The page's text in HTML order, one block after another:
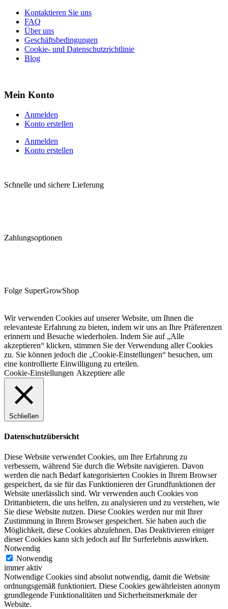
Kontaktieren Sie uns
FAQ
Über uns
Geschäftsbedingungen
Cookie- und Datenschutzrichtlinie
Blog
Mein Konto
Anmelden
Konto erstellen
Anmelden
Konto erstellen
Schnelle und sichere Lieferung
Zahlungsoptionen
Folge SuperGrowShop
Wir verwenden Cookies auf unserer Website, um Ihnen die
relevanteste Erfahrung zu bieten, indem wir uns an Ihre Präferenzen
erinnern und Besuche wiederholen. Indem Sie auf „Alle
akzeptieren“ klicken, stimmen Sie der Verwendung aller Cookies
zu. Sie können jedoch die „Cookie-Einstellungen“ besuchen, um
eine kontrollierte Einwilligung zu erteilen.
Cookie-Einstellungen Akzeptiere alle
Schließen
Datenschutzübersicht
Diese Website verwendet Cookies, um Ihre Erfahrung zu
verbessern, während Sie durch die Website navigieren. Davon
werden die nach Bedarf kategorisierten Cookies in Ihrem Browser
gespeichert, da sie für das Funktionieren der Grundfunktionen der
Website unerlässlich sind. Wir verwenden auch Cookies von
Drittanbietern, die uns helfen, zu analysieren und zu verstehen, wie
Sie diese Website nutzen. Diese Cookies werden nur mit Ihrer
Zustimmung in Ihrem Browser gespeichert. Sie haben auch die
Möglichkeit, diese Cookies abzulehnen. Das Deaktivieren einiger
dieser Cookies kann sich jedoch auf Ihr Surferlebnis auswirken.
Notwendig
Notwendig
immer aktiv
Notwendige Cookies sind absolut notwendig, damit die Website
ordnungsgemäß funktioniert. Diese Cookies gewährleisten anonym
grundlegende Funktionalitäten und Sicherheitsmerkmale der
Website.